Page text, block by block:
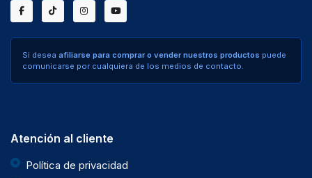
Si desea afiliarse para comprar o vender nuestros productos puede
comunicarse por cualquiera de los medios de contacto.
Atención al cliente
Política de privacidad